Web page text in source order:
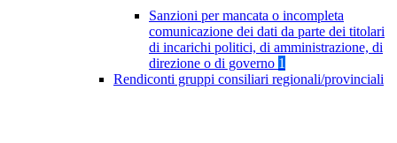
Sanzioni per mancata o incompleta
comunicazione dei dati da parte dei titolari
di incarichi politici, di amministrazione, di
direzione o di governo 1
Rendiconti gruppi consiliari regionali/provinciali